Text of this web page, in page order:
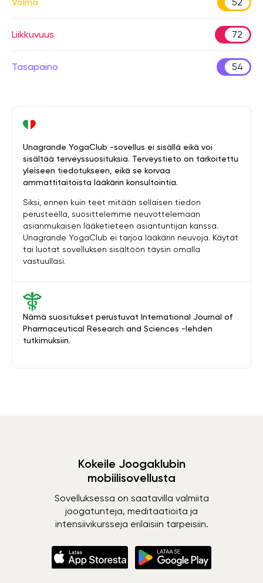
Liikkuvuus 72
Tasapaino 54
Nämä suositukset perustuvat International Journal of
Pharmaceutical Research and Sciences -lehden
tutkimuksiin.
Unagrande YogaClub -sovellus ei sisällä eikä voi
sisältää terveyssuosituksia. Terveystieto on tarkoitettu
yleiseen tiedotukseen, eikä se korvaa
ammattitaitoista lääkärin konsultointia.
Siksi, ennen kuin teet mitään sellaisen tiedon
perusteella, suosittelemme neuvottelemaan
asianmukaisen lääketieteen asiantuntijan kanssa.
Unagrande YogaClub ei tarjoa lääkärin neuvoja. Käytät
tai luotat sovelluksen sisältöön täysin omalla
vastuullasi.
Kokeile Joogaklubin
mobiilisovellusta
Sovelluksessa on saatavilla valmiita
joogatunteja, meditaatioita ja
intensiivikursseja erilaisiin tarpeisiin.